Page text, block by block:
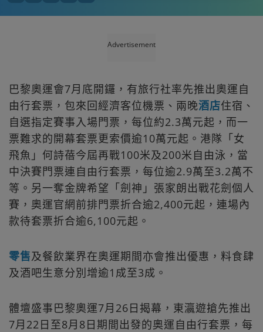
Advertisement
巴黎奧運會7月底開鑼，有旅行社率先推出奧運自
由行套票，包來回經濟客位機票、兩晚酒店住宿、
自選指定賽事入場門票，每位約2.3萬元起，而一
票難求的開幕套票更索價逾10萬元起。港隊「女
飛魚」何詩蓓今屆再戰100米及200米自由泳，當
中決賽門票連自由行套票，每位逾2.9萬至3.2萬不
等。另一奪金牌希望「劍神」張家朗出戰花劍個人
賽，奧運官網前排門票折合逾2,400元起，連場內
款待套票折合逾6,100元起。
零售及餐飲業界在奧運期間亦會推出優惠，料食肆
及酒吧生意分別增逾1成至3成。
體壇盛事巴黎奧運7月26日揭幕，東瀛遊搶先推出
7月22日至8月8日期間出發的奧運自由行套票，每